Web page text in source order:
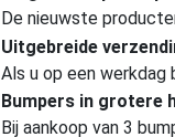
De nieuwste
Uitgebreide
Als u op een werkdag
Bumpers in grotere
Bij aankoop van 3